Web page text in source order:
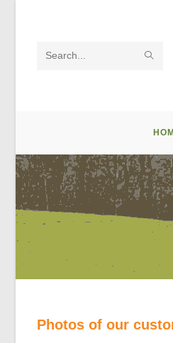
Search
Photos of our